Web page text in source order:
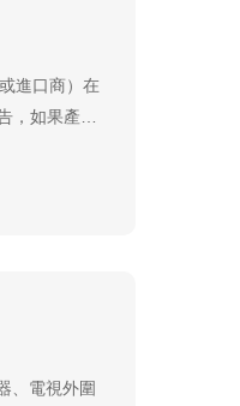
進口商）在
，如果產品
：先提交
、電視外圍